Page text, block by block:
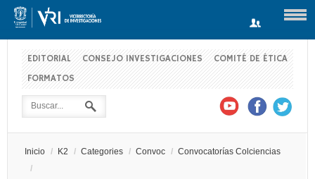
EDITORIAL CONSEJO INVESTIGACIONES
COMITÉ DE ÉTICA
FORMATOS
Inicio / K2 / Categories / Convoc / Convocatorías Colciencias
/
Usuario